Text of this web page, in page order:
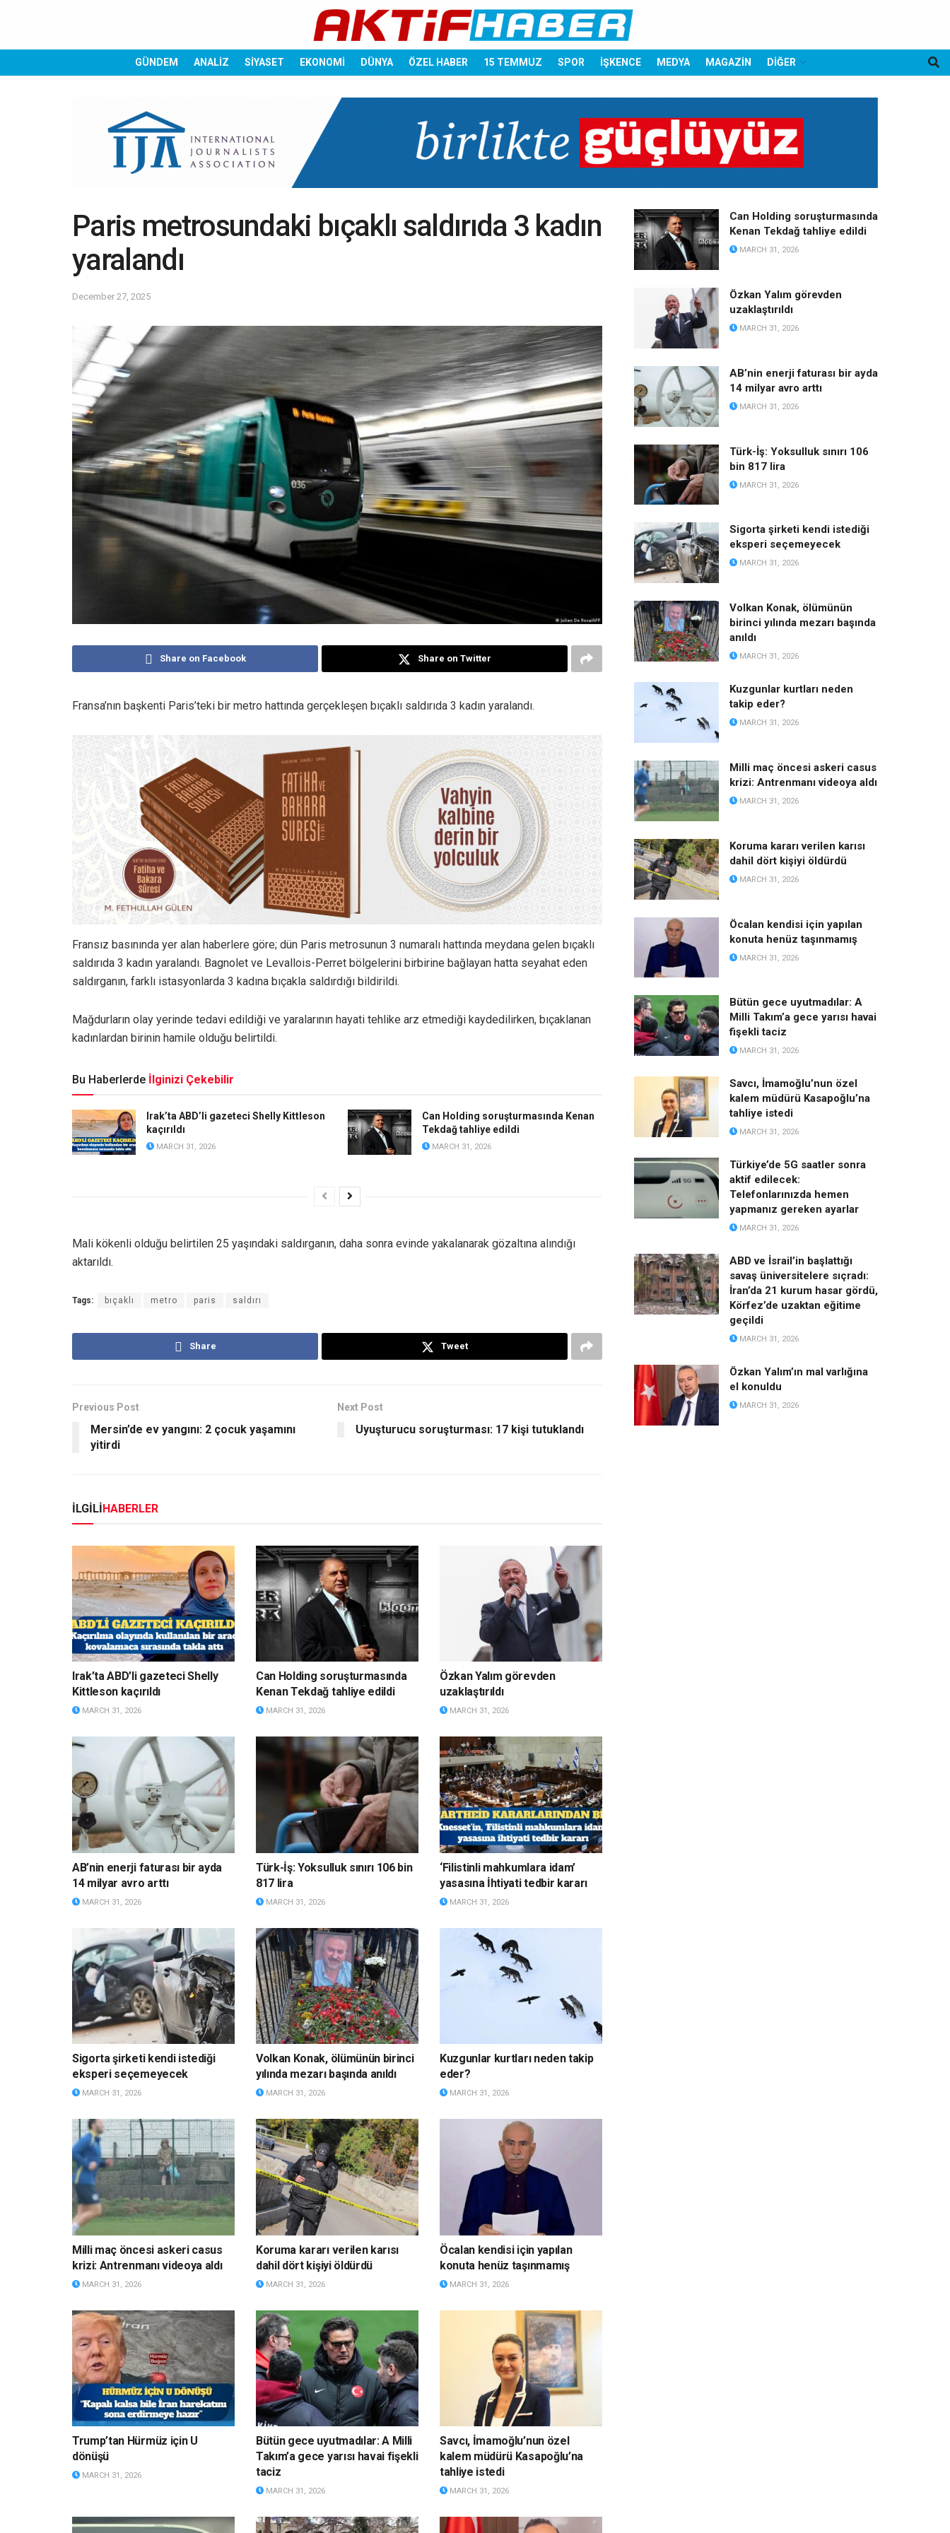
GÜNDEM ANALİZ SİYASET EKONOMİ DÜNYA ÖZEL HABER 15 TEMMUZ SPOR İŞKENCE MEDYA MAGAZİN DİĞER
Paris metrosundaki bıçaklı saldırıda 3 kadın
yaralandı
December 27, 2025
Share on Facebook Share on Twitter
Fransa’nın başkenti Paris’teki bir metro hattında gerçekleşen bıçaklı saldırıda 3 kadın yaralandı.
Fransız basınında yer alan haberlere göre; dün Paris metrosunun 3 numaralı hattında meydana gelen bıçaklı
saldırıda 3 kadın yaralandı. Bagnolet ve Levallois-Perret bölgelerini birbirine bağlayan hatta seyahat eden
saldırganın, farklı istasyonlarda 3 kadına bıçakla saldırdığı bildirildi.
Mağdurların olay yerinde tedavi edildiği ve yaralarının hayati tehlike arz etmediği kaydedilirken, bıçaklanan
kadınlardan birinin hamile olduğu belirtildi.
Bu Haberlerde İlginizi Çekebilir
Irak’ta ABD’li gazeteci Shelly Kittleson
kaçırıldı
MARCH 31, 2026
Can Holding soruşturmasında Kenan
Tekdağ tahliye edildi
MARCH 31, 2026
Mali kökenli olduğu belirtilen 25 yaşındaki saldırganın, daha sonra evinde yakalanarak gözaltına alındığı
aktarıldı.
Tags: bıçaklı metro paris saldırı
Share Tweet
Previous Post
Mersin’de ev yangını: 2 çocuk yaşamını
yitirdi
Next Post
Uyuşturucu soruşturması: 17 kişi tutuklandı
İLGİLİHABERLER
Irak’ta ABD’li gazeteci Shelly
Kittleson kaçırıldı
MARCH 31, 2026
Can Holding soruşturmasında
Kenan Tekdağ tahliye edildi
MARCH 31, 2026
Özkan Yalım görevden
uzaklaştırıldı
MARCH 31, 2026
AB’nin enerji faturası bir ayda
14 milyar avro arttı
MARCH 31, 2026
Türk-İş: Yoksulluk sınırı 106 bin
817 lira
MARCH 31, 2026
‘Filistinli mahkumlara idam’
yasasına İhtiyati tedbir kararı
MARCH 31, 2026
Sigorta şirketi kendi istediği
eksperi seçemeyecek
MARCH 31, 2026
Volkan Konak, ölümünün birinci
yılında mezarı başında anıldı
MARCH 31, 2026
Kuzgunlar kurtları neden takip
eder?
MARCH 31, 2026
Milli maç öncesi askeri casus
krizi: Antrenmanı videoya aldı
MARCH 31, 2026
Koruma kararı verilen karısı
dahil dört kişiyi öldürdü
MARCH 31, 2026
Öcalan kendisi için yapılan
konuta henüz taşınmamış
MARCH 31, 2026
Trump’tan Hürmüz için U
dönüşü
MARCH 31, 2026
Bütün gece uyutmadılar: A Milli
Takım’a gece yarısı havai fişekli
taciz
MARCH 31, 2026
Savcı, İmamoğlu’nun özel
kalem müdürü Kasapoğlu’na
tahliye istedi
MARCH 31, 2026
Can Holding soruşturmasında
Kenan Tekdağ tahliye edildi
MARCH 31, 2026
Özkan Yalım görevden
uzaklaştırıldı
MARCH 31, 2026
AB’nin enerji faturası bir ayda
14 milyar avro arttı
MARCH 31, 2026
Türk-İş: Yoksulluk sınırı 106
bin 817 lira
MARCH 31, 2026
Sigorta şirketi kendi istediği
eksperi seçemeyecek
MARCH 31, 2026
Volkan Konak, ölümünün
birinci yılında mezarı başında
anıldı
MARCH 31, 2026
Kuzgunlar kurtları neden
takip eder?
MARCH 31, 2026
Milli maç öncesi askeri casus
krizi: Antrenmanı videoya aldı
MARCH 31, 2026
Koruma kararı verilen karısı
dahil dört kişiyi öldürdü
MARCH 31, 2026
Öcalan kendisi için yapılan
konuta henüz taşınmamış
MARCH 31, 2026
Bütün gece uyutmadılar: A
Milli Takım’a gece yarısı havai
fişekli taciz
MARCH 31, 2026
Savcı, İmamoğlu’nun özel
kalem müdürü Kasapoğlu’na
tahliye istedi
MARCH 31, 2026
Türkiye’de 5G saatler sonra
aktif edilecek:
Telefonlarınızda hemen
yapmanız gereken ayarlar
MARCH 31, 2026
ABD ve İsrail’in başlattığı
savaş üniversitelere sıçradı:
İran’da 21 kurum hasar gördü,
Körfez’de uzaktan eğitime
geçildi
MARCH 31, 2026
Özkan Yalım’ın mal varlığına
el konuldu
MARCH 31, 2026